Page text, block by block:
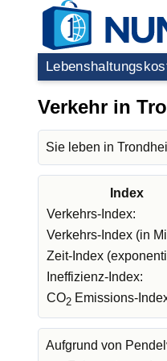
Verkehr in
Sie leben in
Index
Verkehrs-Index:
Verkehrs-Index (in
Zeit-Index
Ineffizienz-Index:
CO2 Emissions-
Aufgrund von